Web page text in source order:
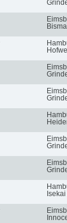
Isekai